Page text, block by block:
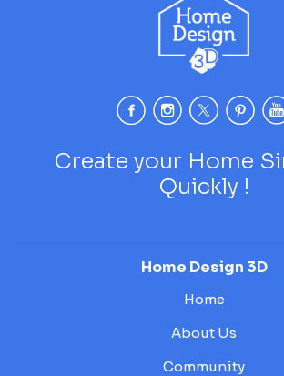
Create your Home
Quickly !
Home Design 3D
Home
About Us
Community